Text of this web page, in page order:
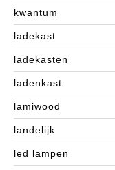
kwantum
ladekast
ladekasten
ladenkast
lamiwood
landelijk
led lampen